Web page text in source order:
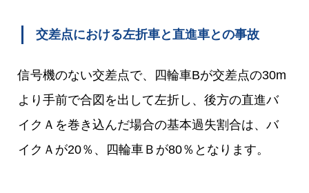
交差点における左折車と直進車との事故
信号機のない交差点で、四輪車Bが交差点の30m
より手前で合図を出して左折し、後方の直進バ
イクＡを巻き込んだ場合の基本過失割合は、バ
イクＡが20％、四輪車Ｂが80％となります。